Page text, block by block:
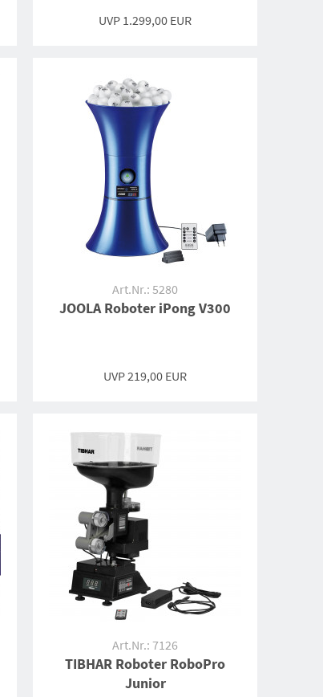
UVP 1.299,00 EUR
Art.Nr.: 5280
JOOLA Roboter iPong V300
UVP219,00 EUR
Art.Nr.: 7126
TIBHAR Roboter RoboPro
Junior